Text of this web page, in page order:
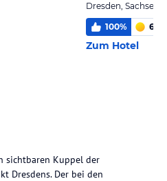
Dresden, Sachsen
100% 6,0
Zum Hotel
sichtbaren Kuppel der
Dresdens. Der bei den